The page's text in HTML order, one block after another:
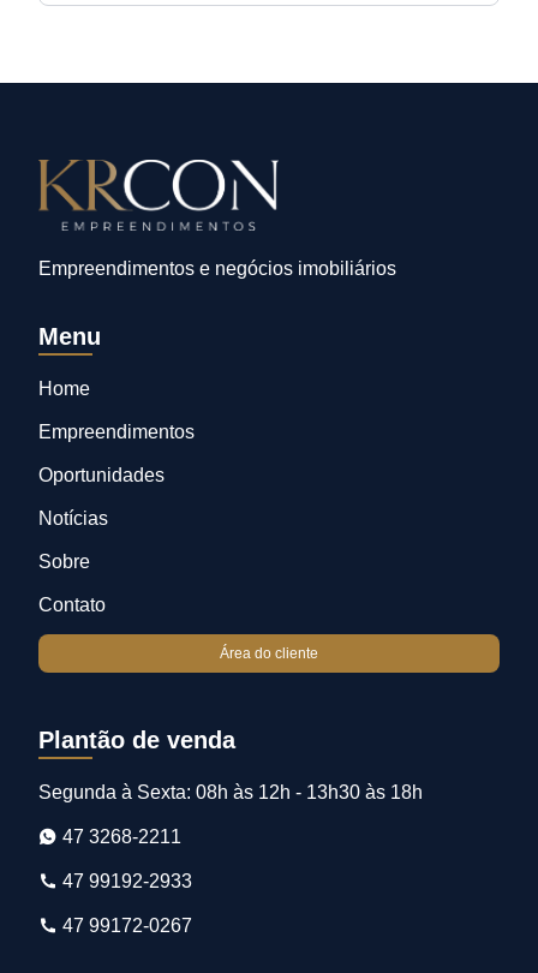
Empreendimentos e negócios imobiliários
Menu
Home
Empreendimentos
Oportunidades
Notícias
Sobre
Contato
Área do cliente
Plantão de venda
Segunda à Sexta: 08h às 12h - 13h30 às 18h
47 3268-2211
47 99192-2933
47 99172-0267